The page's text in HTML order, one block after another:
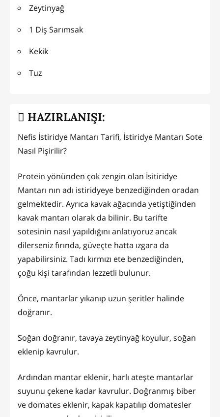
Zeytinyağ
1 Diş Sarımsak
Kekik
Tuz
HAZIRLANIŞI:
Nefis İstiridye Mantarı Tarifi, İstiridye Mantarı Sote
Nasıl Pişirilir?
Protein yönünden çok zengin olan İsitiridye
Mantarı nın adı istiridyeye benzediğinden oradan
gelmektedir. Ayrıca kavak ağacında yetiştiğinden
kavak mantarı olarak da bilinir. Bu tarifte
sotesinin nasıl yapıldığını anlatıyoruz ancak
dilerseniz fırında, güveçte hatta ızgara da
yapabilirsiniz. Tadı kırmızı ete benzediğinden,
çoğu kişi tarafından lezzetli bulunur.
Önce, mantarlar yıkanıp uzun şeritler halinde
doğranır.
Soğan doğranır, tavaya zeytinyağ koyulur, soğan
eklenip kavrulur.
Ardından mantar eklenir, harlı ateşte mantarlar
suyunu çekene kadar kavrulur. Doğranmış biber
ve domates eklenir, kapak kapatılıp domatesler